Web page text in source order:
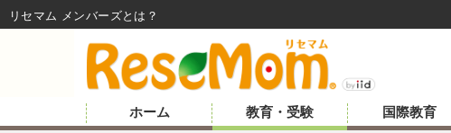
ホーム 教育・受験 国際教育
リセマム メンバーズ